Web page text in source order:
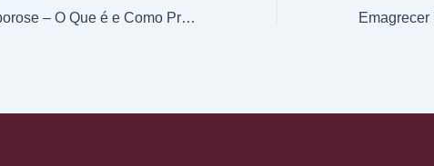
Osteoporose – O Que é e Como Prevenir